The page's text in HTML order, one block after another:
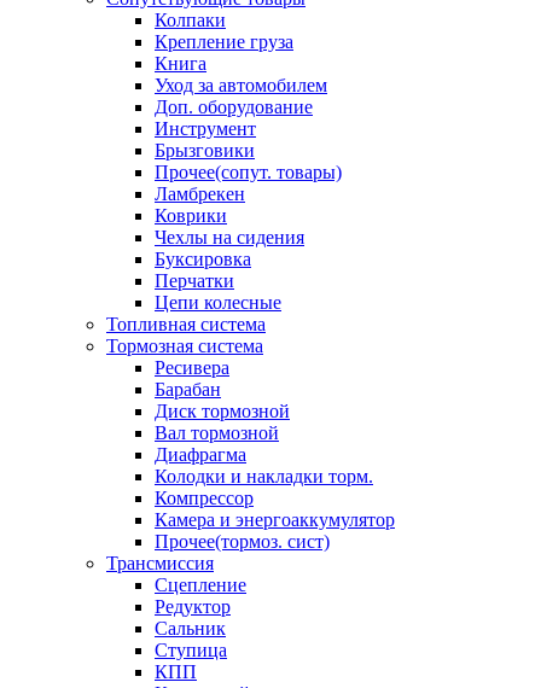
Колпаки
Крепление груза
Книга
Уход за автомобилем
Доп. оборудование
Инструмент
Брызговики
Прочее(сопут. товары)
Ламбрекен
Коврики
Чехлы на сидения
Буксировка
Перчатки
Цепи колесные
Топливная система
Тормозная система
Ресивера
Барабан
Диск тормозной
Вал тормозной
Диафрагма
Колодки и накладки торм.
Компрессор
Камера и энергоаккумулятор
Прочее(тормоз. сист)
Трансмиссия
Сцепление
Редуктор
Сальник
Ступица
КПП